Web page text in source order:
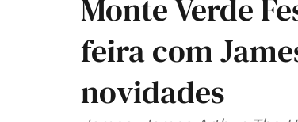
Monte Verde
feira com
novidades